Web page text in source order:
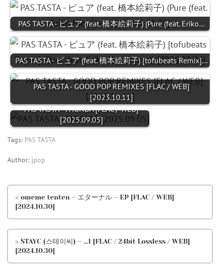
PAS TASTA - ピュア (feat. 橋本絵莉子) (Pure (feat. Eriko…
PAS TASTA - ピュア (feat. 橋本絵莉子) [tofubeats Remix]…
PAS TASTA - GOOD POP REMIXES [FLAC / WEB]
[2023.10.11]
PAS TASTA - THUNDA [FLAC / WEB]
[2025.09.05]
Tags: PAS TASTA
Author: jpop
< omeme tenten – エターナル – EP [FLAC / WEB]
[2024.10.30]
> STAYC (스테이씨) – …l [FLAC / 24bit Lossless / WEB]
[2024.10.30]